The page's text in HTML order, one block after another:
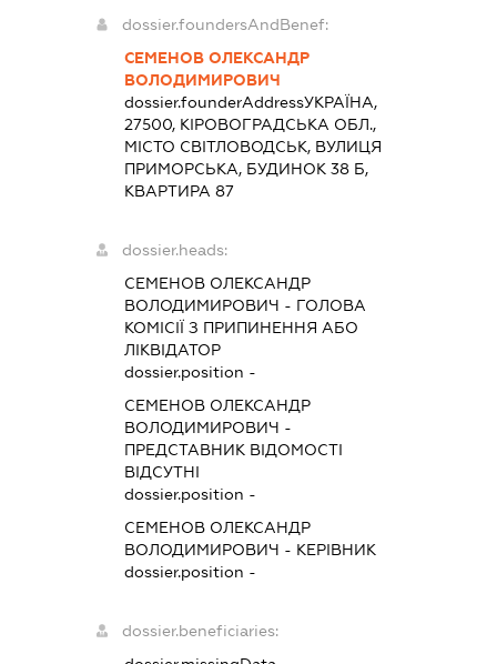
dossier.foundersAndBenef:
СЕМЕНОВ ОЛЕКСАНДР
ВОЛОДИМИРОВИЧ
dossier.founderAddressУКРАЇНА,
27500, КІРОВОГРАДСЬКА ОБЛ.,
МІСТО СВІТЛОВОДСЬК, ВУЛИЦЯ
ПРИМОРСЬКА, БУДИНОК 38 Б,
КВАРТИРА 87
dossier.heads:
СЕМЕНОВ ОЛЕКСАНДР
ВОЛОДИМИРОВИЧ - ГОЛОВА
КОМІСІЇ З ПРИПИНЕННЯ АБО
ЛІКВІДАТОР
dossier.position -
СЕМЕНОВ ОЛЕКСАНДР
ВОЛОДИМИРОВИЧ -
ПРЕДСТАВНИК ВІДОМОСТІ
ВІДСУТНІ
dossier.position -
СЕМЕНОВ ОЛЕКСАНДР
ВОЛОДИМИРОВИЧ - КЕРІВНИК
dossier.position -
dossier.beneficiaries: